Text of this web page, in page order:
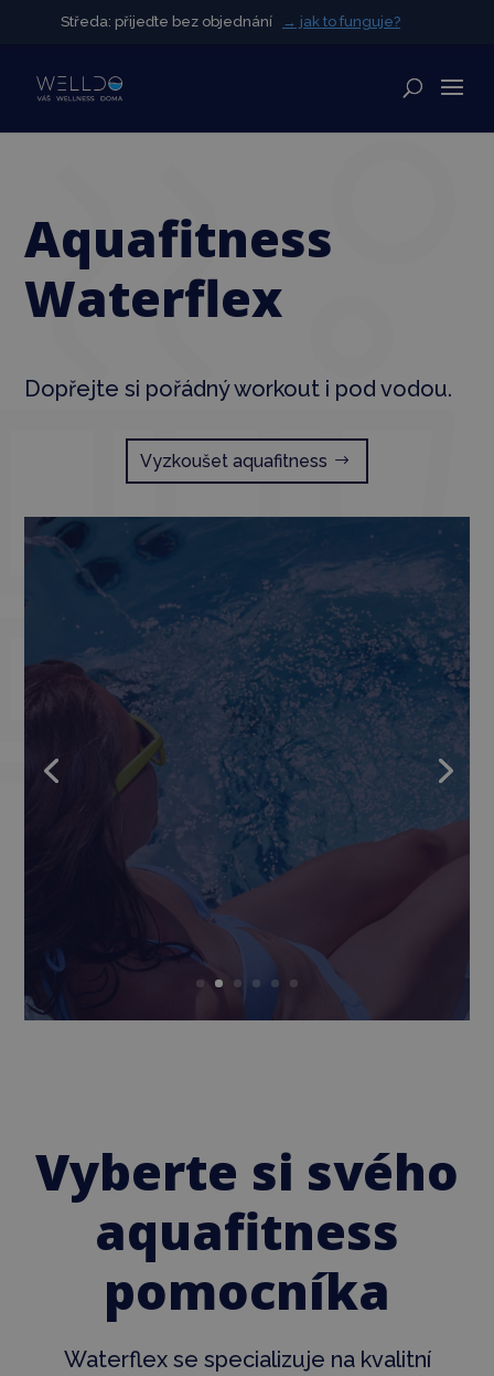
Aquafitness
Waterflex
Dopřejte si pořádný workout i pod vodou.
Vyzkoušet aquafitness
Proč vyzkoušet
cvičení ve vodě
Cvičit ve vodě může úplně
každý, bez ohledu na věk či
fyzické schopnosti. Zjistěte,
čím to je.
Čtěte celý článek
Vyberte si svého
aquafitness
pomocníka
Waterflex se specializuje na kvalitní
Středa: přijeďte bez objednání → jak to funguje?
Středa: přijeďte bez objednání → jak to funguje?